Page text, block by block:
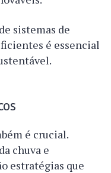
sistemas de
é essencial
é crucial.
chuva e
estratégias que